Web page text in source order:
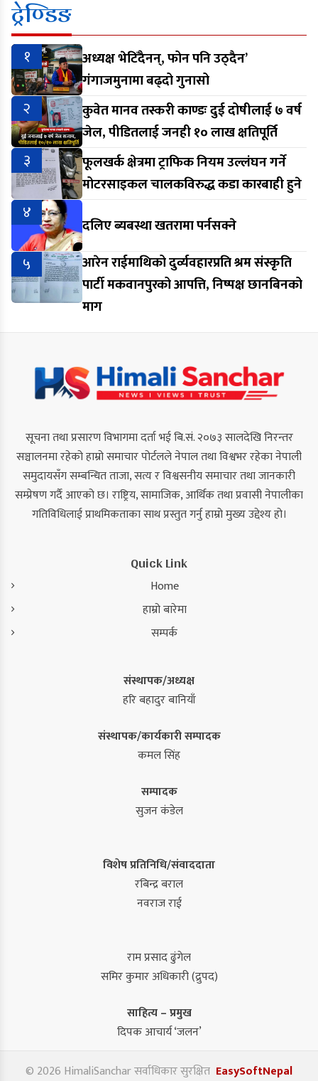
ट्रेण्डिङ
१
अध्यक्ष भेटिँदैनन्, फोन पनि उठ्दैन’
गंगाजमुनामा बढ्दो गुनासो
२
कुवेत मानव तस्करी काण्डः दुई दोषीलाई ७ वर्ष
जेल, पीडितलाई जनही १० लाख क्षतिपूर्ति
३
फूलखर्क क्षेत्रमा ट्राफिक नियम उल्लंघन गर्ने
मोटरसाइकल चालकविरुद्ध कडा कारबाही हुने
४
दलिए ब्यबस्था खतरामा पर्नसक्ने
५
आरेन राईमाथिको दुर्व्यवहारप्रति श्रम संस्कृति
पार्टी मकवानपुरको आपत्ति, निष्पक्ष छानबिनको
माग
सूचना तथा प्रसारण विभागमा दर्ता भई बि.सं. २०७३ सालदेखि निरन्तर
सञ्चालनमा रहेको हाम्रो समाचार पोर्टलले नेपाल तथा विश्वभर रहेका नेपाली
समुदायसँग सम्बन्धित ताजा, सत्य र विश्वसनीय समाचार तथा जानकारी
सम्प्रेषण गर्दै आएको छ। राष्ट्रिय, सामाजिक, आर्थिक तथा प्रवासी नेपालीका
गतिविधिलाई प्राथमिकताका साथ प्रस्तुत गर्नु हाम्रो मुख्य उद्देश्य हो।
Quick Link
Home
हाम्रो बारेमा
सम्पर्क
संस्थापक/अध्यक्ष
हरि बहादुर बानियाँ
संस्थापक/कार्यकारी सम्पादक
कमल सिंह
सम्पादक
सुजन कंडेल
विशेष प्रतिनिधि/संवाददाता
रबिन्द्र बराल
नवराज राई
राम प्रसाद ढुंगेल
समिर कुमार अधिकारी (द्रुपद)
साहित्य – प्रमुख
दिपक आचार्य ‘जलन’
© 2026 HimaliSanchar सर्वाधिकार सुरक्षित EasySoftNepal